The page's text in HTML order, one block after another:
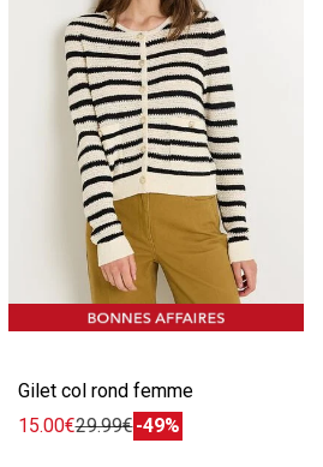
Gilet col rond femme
15.00€29.99€-49%